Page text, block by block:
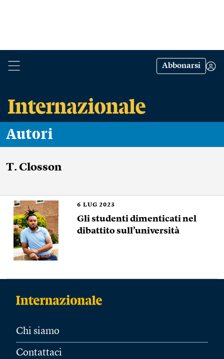
Abbonarsi
Autori
T. Closson
6 LUG 2023
Gli studenti dimenticati nel
dibattito sull’università
Chi siamo
Contattaci